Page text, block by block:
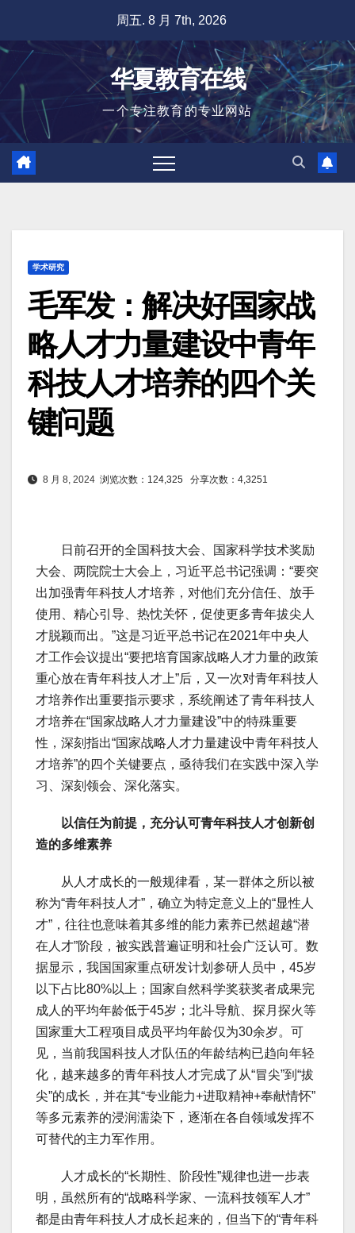
容
周五. 8 月 7th, 2026
华夏教育在线
一个专注教育的专业网站
学术研究
毛军发：解决好国家战
略人才力量建设中青年
科技人才培养的四个关
键问题
8 月 8, 2024 浏览次数：124,325 分享次数：4,3251
日前召开的全国科技大会、国家科学技术奖励
大会、两院院士大会上，习近平总书记强调：“要突
出加强青年科技人才培养，对他们充分信任、放手
使用、精心引导、热忱关怀，促使更多青年拔尖人
才脱颖而出。”这是习近平总书记在2021年中央人
才工作会议提出“要把培育国家战略人才力量的政策
重心放在青年科技人才上”后，又一次对青年科技人
才培养作出重要指示要求，系统阐述了青年科技人
才培养在“国家战略人才力量建设”中的特殊重要
性，深刻指出“国家战略人才力量建设中青年科技人
才培养”的四个关键要点，亟待我们在实践中深入学
习、深刻领会、深化落实。
以信任为前提，充分认可青年科技人才创新创
造的多维素养
从人才成长的一般规律看，某一群体之所以被
称为“青年科技人才”，确立为特定意义上的“显性人
才”，往往也意味着其多维的能力素养已然超越“潜
在人才”阶段，被实践普遍证明和社会广泛认可。数
据显示，我国国家重点研发计划参研人员中，45岁
以下占比80%以上；国家自然科学奖获奖者成果完
成人的平均年龄低于45岁；北斗导航、探月探火等
国家重大工程项目成员平均年龄仅为30余岁。可
见，当前我国科技人才队伍的年龄结构已趋向年轻
化，越来越多的青年科技人才完成了从“冒尖”到“拔
尖”的成长，并在其“专业能力+进取精神+奉献情怀”
等多元素养的浸润濡染下，逐渐在各自领域发挥不
可替代的主力军作用。
人才成长的“长期性、阶段性”规律也进一步表
明，虽然所有的“战略科学家、一流科技领军人才”
都是由青年科技人才成长起来的，但当下的“青年科